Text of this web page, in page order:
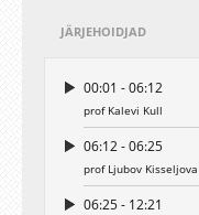
JÄRJEHOIDJAD
00:01 - 06:12
prof Kalevi Kull
06:12 - 06:25
prof Ljubov
06:25 - 12:21